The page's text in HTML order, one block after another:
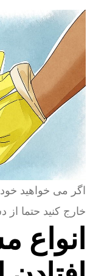
اگر می خواهید
خارج کنید حتما از
انواع